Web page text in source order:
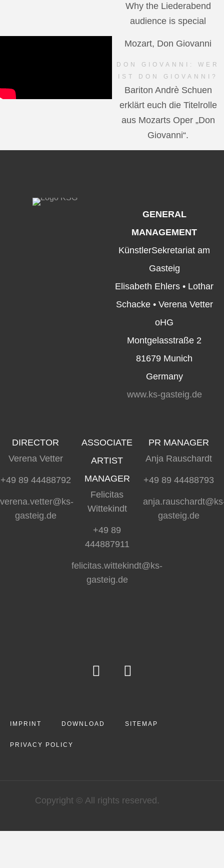
Why the Liederabend
audience is special
Mozart, Don Giovanni
DON GIOVANNI: WER
IST DON GIOVANNI?
Bariton Andrè Schuen
erklärt euch die Titelrolle
aus Mozarts Oper „Don
Giovanni“.
GENERAL
MANAGEMENT
KünstlerSekretariat am
Gasteig
Elisabeth Ehlers • Lothar
Schacke • Verena Vetter
oHG
Montgelasstraße 2
81679 Munich
Germany
www.ks-gasteig.de
DIRECTOR
Verena Vetter
+49 89 44488792
verena.vetter@ks-
gasteig.de
ASSOCIATE
ARTIST
MANAGER
Felicitas
Wittekindt
+49 89
444887911
felicitas.wittekindt@ks-
gasteig.de
PR MANAGER
Anja Rauschardt
+49 89 44488793
gasteig.de
IMPRINT DOWNLOAD SITEMAP
PRIVACY POLICY
Copyright © All rights reserved.